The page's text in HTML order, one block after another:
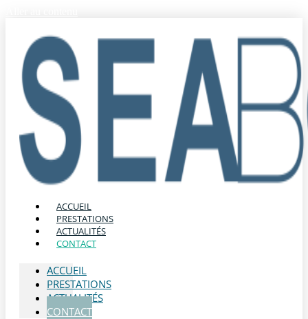
ACCUEIL
PRESTATIONS
ACTUALITÉS
CONTACT
ACCUEIL
PRESTATIONS
ACTUALITÉS
CONTACT